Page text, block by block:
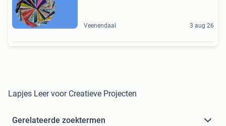
Veenendaal 3 aug 26
Lapjes Leer voor Creatieve Projecten
Gerelateerde zoektermen